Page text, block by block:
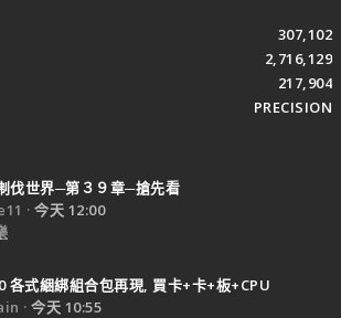
307,102
2,716,129
217,904
PRECISION
伐世界─第３９章─搶先看
今天 12:00
各式綑綁組合包再現, 買卡+卡+板+CPU
今天 10:55